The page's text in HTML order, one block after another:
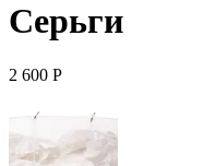
Серьги
2 600 Р